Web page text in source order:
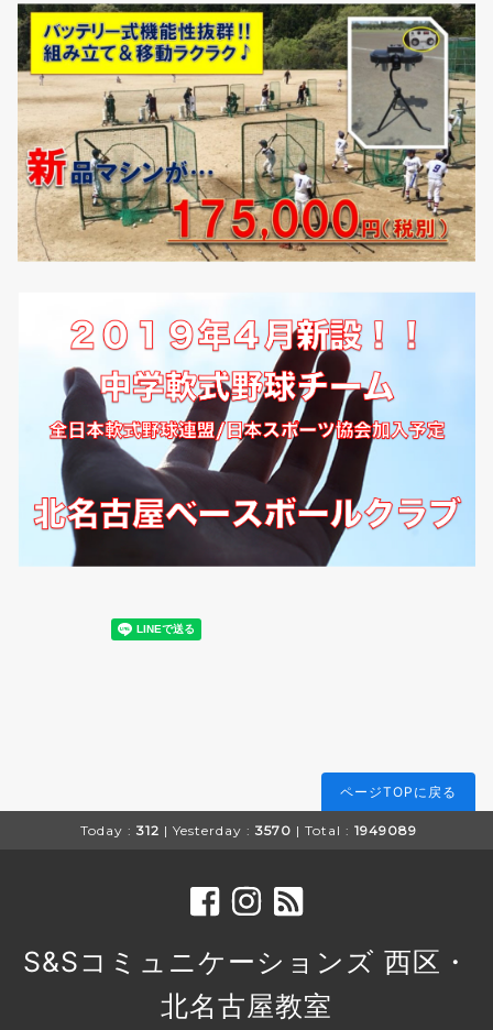
ページTOPに戻る
Today : 312 | Yesterday : 3570 | Total : 1949089
S&Sコミュニケーションズ 西区・
北名古屋教室